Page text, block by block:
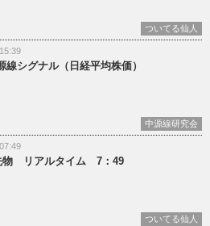
ついてる仙人
中源線研究会
線シグナル（日経平均株価）
ついてる仙人
物 リアルタイム 7：49